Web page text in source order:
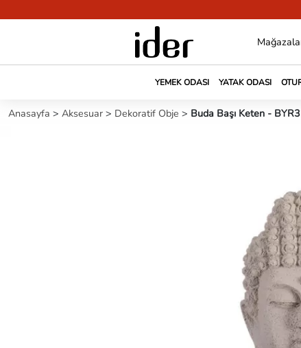
YEMEK ODASI YATAK ODASI
Anasayfa > Aksesuar > Dekoratif Obje > Buda Başı Keten -